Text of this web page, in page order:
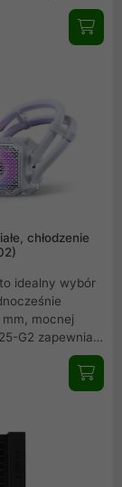
wydajne
pompy, które
wodnego
chłodzenie
idealny wybór
mocnej
G2 zapewnia